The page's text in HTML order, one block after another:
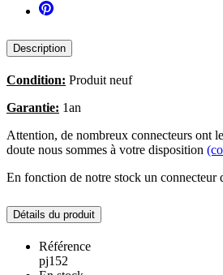
Description
Condition: Produit neuf
Garantie: 1an
Attention, de nombreux connecteurs ont
doute nous sommes à votre disposition
En fonction de notre stock un connecteur
Détails du produit
Référence
pj152